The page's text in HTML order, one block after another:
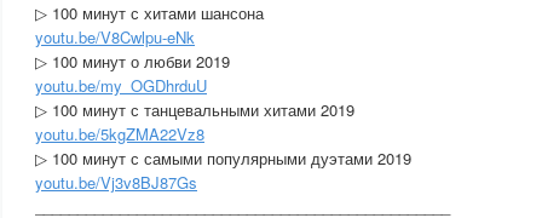
▷ 100 минут с хитами шансона
youtu.be/V8Cwlpu-eNk
▷ 100 минут о любви 2019
youtu.be/my_OGDhrduU
▷ 100 минут с танцевальными хитами 2019
youtu.be/5kgZMA22Vz8
▷ 100 минут с самыми популярными дуэтами 2019
youtu.be/Vj3v8BJ87Gs